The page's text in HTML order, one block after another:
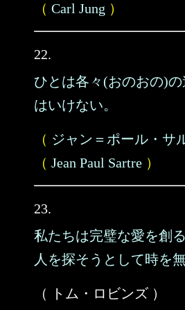
（ Carl Jung ）
22.
ひとは各々(おのおの)
はいけない。
（ ジャン＝ポール・サ
（ Jean Paul Sartre ）
23.
私たちは完璧な愛を創
人を探そうとして時を
（ トム・ロビンズ ）